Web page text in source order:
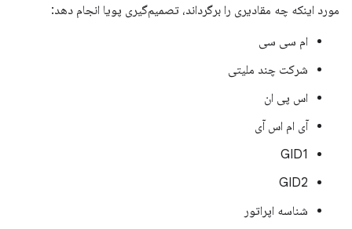
مورد اینکه چه مقادیری را برگرداند، تصمیم‌گیری پویا انجام دهد:
ام سی سی
شرکت چند ملیتی
اس پی ان
آی ام اس آی
GID1
GID2
شناسه اپراتور